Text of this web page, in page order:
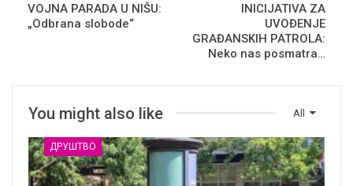
VOJNA PARADA U NIŠU:
„Odbrana slobode“
INICIJATIVA ZA
UVOĐENJE
GRAĐANSKIH PATROLA:
Neko nas posmatra…
All
You might also like
ДРУШТВО